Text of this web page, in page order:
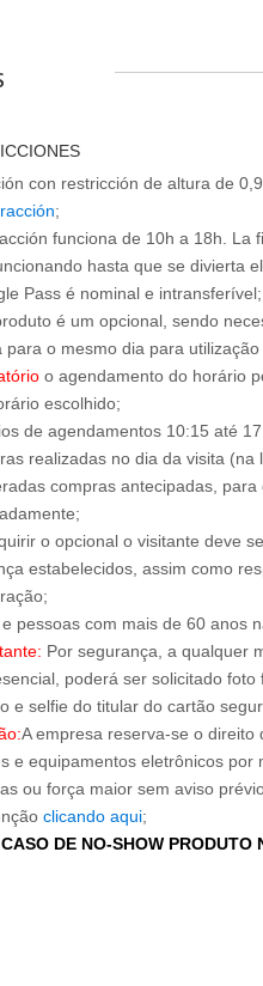
con restricción de altura de
;
funciona de 10h a 18h. La
hasta que se divierta
Pass é nominal e intransferível;
é um opcional, sendo
para o mesmo dia para
o agendamento do horário
escolhido;
de agendamentos 10:15 até
realizadas no dia da visita
compras antecipadas,
o opcional o visitante deve
estabelecidos, assim como
e pessoas com mais de 60 anos
Por segurança, a qualquer
poderá ser solicitado
e selfie do titular do cartão
A empresa reserva-se o
e equipamentos eletrônicos por
ou força maior sem aviso
clicando aqui;
DE NO-SHOW PRODUTO